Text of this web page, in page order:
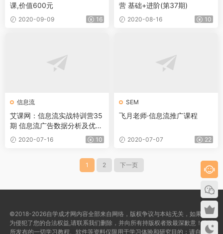
课,价值600元
2020-09-09 16
营 基础+进阶(第37期)
2020-08-16 10
信息流
艾课网：信息流实战特训营35
期 信息流广告数据分析及优化
技巧2020-07-16 10
SEM
飞月老师·信息流推广课程
2020-07-07 22
1 2 下一页
©2018-2026自学成才网内容全部来自网络，版权争议与本站无关，如果您认
为侵犯了您的合法权益,请联系我们删除，并向所有持版权者致最深歉意！本站
所发布的一切学习教程、软件等资料仅限用于学习体验和研究目的；请自觉下